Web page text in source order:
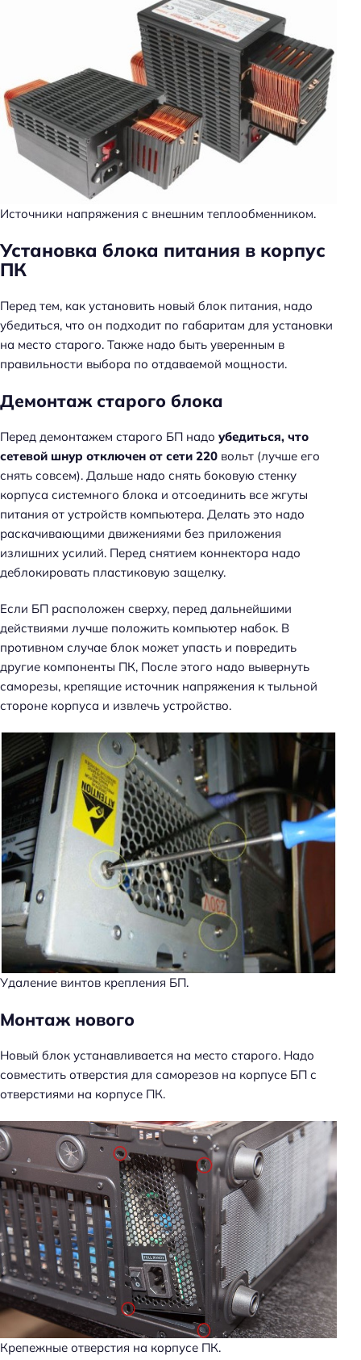
Источники напряжения с внешним теплообменником.
Установка блока питания в корпус
ПК
Перед тем, как установить новый блок питания, надо
убедиться, что он подходит по габаритам для установки
на место старого. Также надо быть уверенным в
правильности выбора по отдаваемой мощности.
Демонтаж старого блока
Перед демонтажем старого БП надо убедиться, что
сетевой шнур отключен от сети 220 вольт (лучше его
снять совсем). Дальше надо снять боковую стенку
корпуса системного блока и отсоединить все жгуты
питания от устройств компьютера. Делать это надо
раскачивающими движениями без приложения
излишних усилий. Перед снятием коннектора надо
деблокировать пластиковую защелку.
Если БП расположен сверху, перед дальнейшими
действиями лучше положить компьютер набок. В
противном случае блок может упасть и повредить
другие компоненты ПК, После этого надо вывернуть
саморезы, крепящие источник напряжения к тыльной
стороне корпуса и извлечь устройство.
Удаление винтов крепления БП.
Монтаж нового
Новый блок устанавливается на место старого. Надо
совместить отверстия для саморезов на корпусе БП с
отверстиями на корпусе ПК.
Крепежные отверстия на корпусе ПК.